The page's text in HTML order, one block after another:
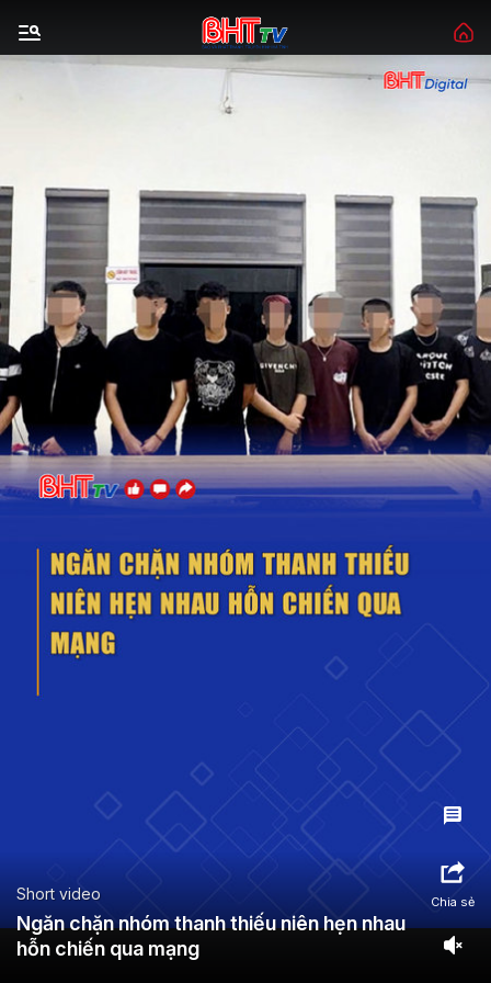
Short video
Ngăn chặn nhóm thanh thiếu niên hẹn nhau
hỗn chiến qua mạng
Chia sẻ
Gửi bình luận
Hủy Gửi